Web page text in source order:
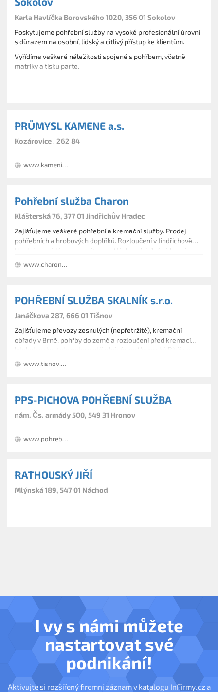
Karla Havlíčka Borovského 1020, 356 01 Sokolov
Poskytujeme pohřební služby na vysoké profesionální úrovni
s důrazem na osobní, lidský a citlivý přístup ke klientům.
Vyřídíme veškeré náležitosti spojené s pohřbem, včetně
matriky a tisku parte.
PRŮMYSL KAMENE a.s.
Kozárovice , 262 84
www.kamenictvi-prumyslkamene.cz
Pohřební služba Charon
Klášterská 76, 377 01 Jindřichův Hradec
Zajišťujeme veškeré pohřební a kremační služby. Prodej
pohřebních a hrobových doplňků. Rozloučení v Jindřichově
možno i se mší) a v obřadní síni krematoria.
www.charon-zoudlik.cz
POHŘEBNÍ SLUŽBA SKALNÍK s.r.o.
Janáčkova 287, 666 01 Tišnov
Zajišťujeme převozy zesnulých (nepřetržitě), kremační
obřady v Brně, pohřby do země a rozloučení před kremací
kdekoliv v kostele nebo v obřadní síni ve Veverské Bitýšce,
parte, květiny,hudbu, hrobníka, autobus pro smut. hosty,
vyřízení úmrtního listu.
www.tisnov.pohreb.cz
PPS-PICHOVA POHŘEBNÍ SLUŽBA
nám. Čs. armády 500, 549 31 Hronov
www.pohrebnisluzba.nachodsko.com
RATHOUSKÝ JIŘÍ
Mlýnská 189, 547 01 Náchod
I vy s námi můžete
nastartovat své
podnikání!
Aktivujte si rozšířený firemní záznam v katalogu InFirmy.cz a